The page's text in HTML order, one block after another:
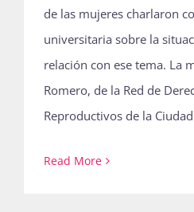
de las mujeres charlaron
universitaria sobre la
relación con ese tema. La
Romero, de la Red de
Reproductivos de la
Read More